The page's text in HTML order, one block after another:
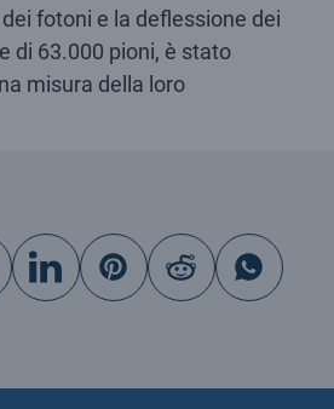
fotoni e la deflessione dei
di 63.000 pioni, è stato
misura della loro